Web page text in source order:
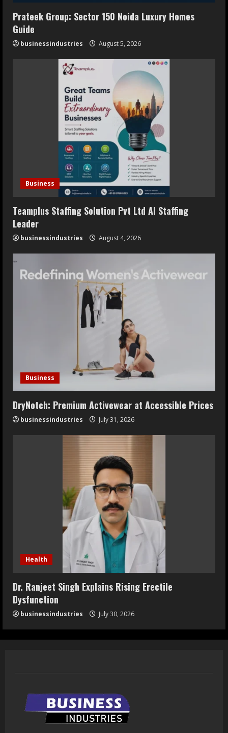
Prateek Group: Sector 150 Noida Luxury Homes
Guide
businessindustries August 5, 2026
Business
Teamplus Staffing Solution Pvt Ltd AI Staffing
Leader
businessindustries August 4, 2026
Business
DryNotch: Premium Activewear at Accessible Prices
businessindustries July 31, 2026
Health
Dr. Ranjeet Singh Explains Rising Erectile
Dysfunction
businessindustries July 30, 2026